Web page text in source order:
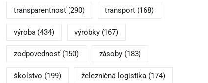
transparentnosť(290) transport(168)
výroba(434) výrobky(167)
zodpovednosť(150) zásoby(183)
školstvo (199) železničná logistika(174)